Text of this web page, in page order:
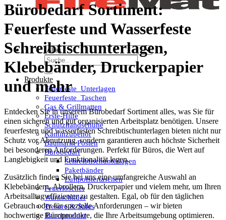
Suchen
nach:
Produkte
Feuerfeste_Unterlagen
Feuerfeste_Taschen
Gas & Grillmatten
Erste-Hilfe
Schutzhandschuhe
Kaminzubehör
Baumarkt Posten
Bürobedarf
Schreibtischunterlagen
Paketbänder
Luftpolstertaschen
Feuerlöscher
Warnschilder
Tresore & Safes
Rauchmelder
Bürobedarf Sortiment:
Feuerfeste und Wasserfeste
Schreibtischunterlagen,
Klebebänder, Druckerpapier
und mehr
Entdecken Sie in unseremBürobedarf Sortiment alles, was Sie für
einen sicheren und gut organisierten Arbeitsplatz benötigen. Unsere
feuerfesten und wasserfesten Schreibtischunterlagen bieten nicht nur
Schutz vor Abnutzung, sondern garantieren auch höchste Sicherheit
bei besonderen Anforderungen. Perfekt für Büros, die Wert auf
Langlebigkeit und Funktionalität legen.
Zusätzlich finden Sie bei uns eine umfangreiche Auswahl an
Klebebändern, Abrollern, Druckerpapierund vielem mehr, um Ihren
Arbeitsalltag effizienter zu gestalten. Egal, ob für den täglichen
Gebrauch oder für spezielle Anforderungen – wir bieten
hochwertige Büroprodukte, die Ihre Arbeitsumgebung optimieren.